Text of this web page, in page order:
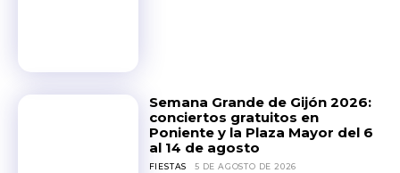
Semana Grande de Gijón 2026:
conciertos gratuitos en
Poniente y la Plaza Mayor del 6
al 14 de agosto
FIESTAS 5 DE AGOSTO DE 2026